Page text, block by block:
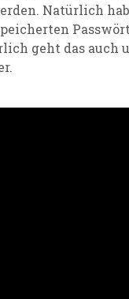
Natürlich
geht das auch